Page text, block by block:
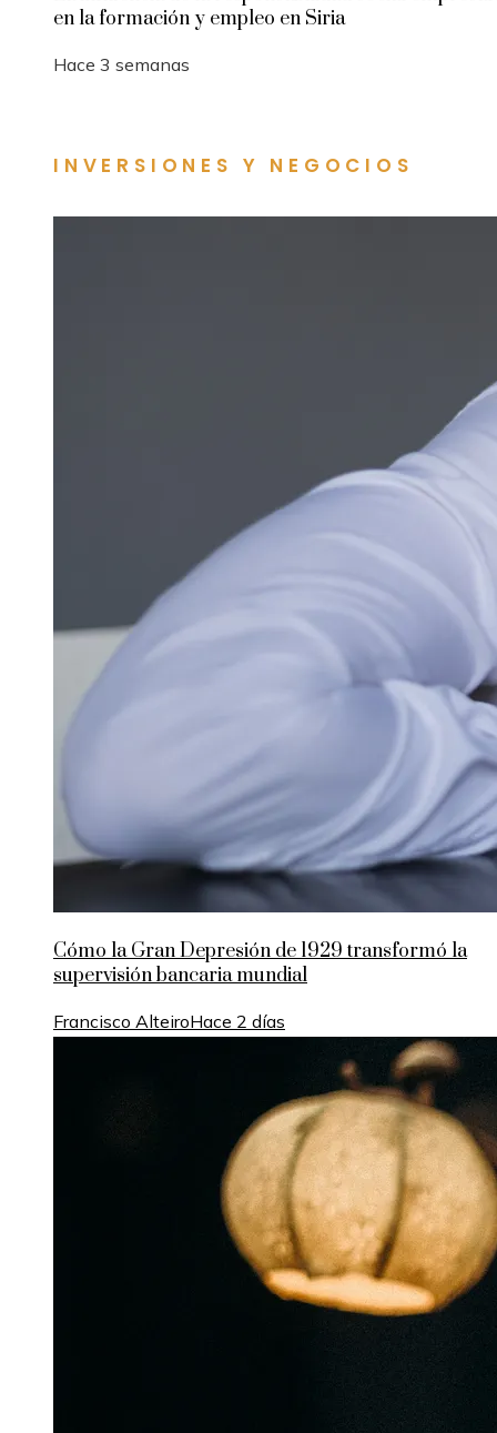
en la formación y empleo en Siria
Hace 3 semanas
INVERSIONES Y NEGOCIOS
Cómo la Gran Depresión de 1929 transformó la
supervisión bancaria mundial
Francisco AlteiroHace 2 días